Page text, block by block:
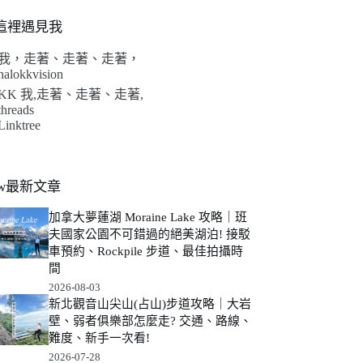
裡遇見我
，走著、走著、走著，
我,走著、走著、走著,
最新文章
加拿大夢蓮湖 Moraine Lake 攻略｜班
夫國家公園不可錯過的絕美湖泊! 接駁
車預約、Rockpile 步道、最佳拍攝時
間
2026-08-03
新北觀音山尖山(占山)步道攻略｜大岩
壁、弱者俱樂部怎麼走? 交通、路線、
難度、新手一次看!
2026-07-28